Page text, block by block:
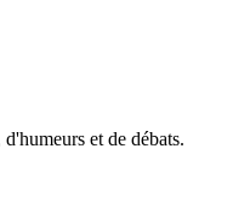
et de débats.